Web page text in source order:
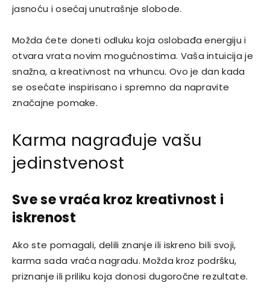
jasnoću i osećaj unutrašnje slobode.
Možda ćete doneti odluku koja oslobađa energiju i
otvara vrata novim mogućnostima. Vaša intuicija je
snažna, a kreativnost na vrhuncu. Ovo je dan kada
se osećate inspirisano i spremno da napravite
značajne pomake.
Karma nagrađuje vašu
jedinstvenost
Sve se vraća kroz kreativnost i
iskrenost
Ako ste pomagali, delili znanje ili iskreno bili svoji,
karma sada vraća nagradu. Možda kroz podršku,
priznanje ili priliku koja donosi dugoročne rezultate.